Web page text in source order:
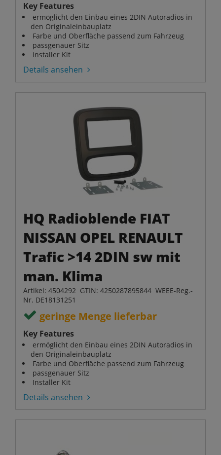
Key Features
ermöglicht den Einbau eines 2DIN Autoradios in
den Originaleinbauplatz
Farbe und Oberfläche passend zum Fahrzeug
passgenauer Sitz
Installer Kit
Details ansehen
HQ Radioblende FIAT
NISSAN OPEL RENAULT
Trafic >14 2DIN sw mit
man. Klima
Artikel: 4504292 GTIN: 4250287895844 WEEE-Reg.-
Nr. DE18131251
geringe Menge lieferbar
Key Features
ermöglicht den Einbau eines 2DIN Autoradios in
den Originaleinbauplatz
Farbe und Oberfläche passend zum Fahrzeug
passgenauer Sitz
Installer Kit
Details ansehen